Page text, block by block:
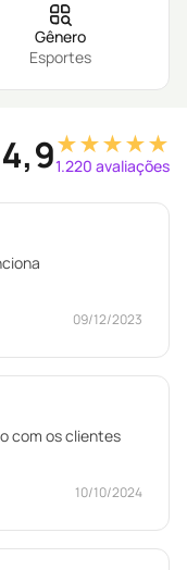
Gênero
Esportes
4,9★★★★★
1.220 avaliações
09/12/2023
com os clientes
10/10/2024